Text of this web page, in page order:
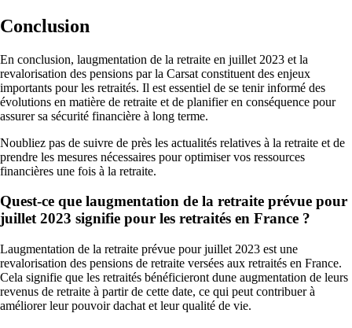
Conclusion
En conclusion, laugmentation de la retraite en juillet 2023 et la
revalorisation des pensions par la Carsat constituent des enjeux
importants pour les retraités. Il est essentiel de se tenir informé des
évolutions en matière de retraite et de planifier en conséquence pour
assurer sa sécurité financière à long terme.
Noubliez pas de suivre de près les actualités relatives à la retraite et de
prendre les mesures nécessaires pour optimiser vos ressources
financières une fois à la retraite.
Quest-ce que laugmentation de la retraite prévue pour
juillet 2023 signifie pour les retraités en France ?
Laugmentation de la retraite prévue pour juillet 2023 est une
revalorisation des pensions de retraite versées aux retraités en France.
Cela signifie que les retraités bénéficieront dune augmentation de leurs
revenus de retraite à partir de cette date, ce qui peut contribuer à
améliorer leur pouvoir dachat et leur qualité de vie.